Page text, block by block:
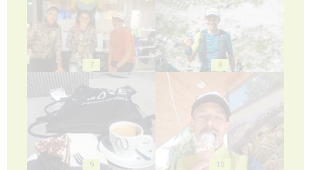
7 8
9 10